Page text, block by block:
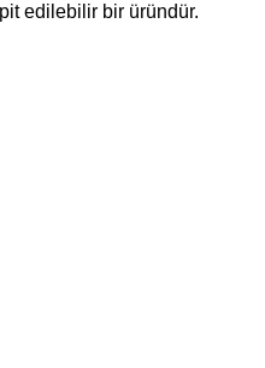
edilebilir bir üründür.